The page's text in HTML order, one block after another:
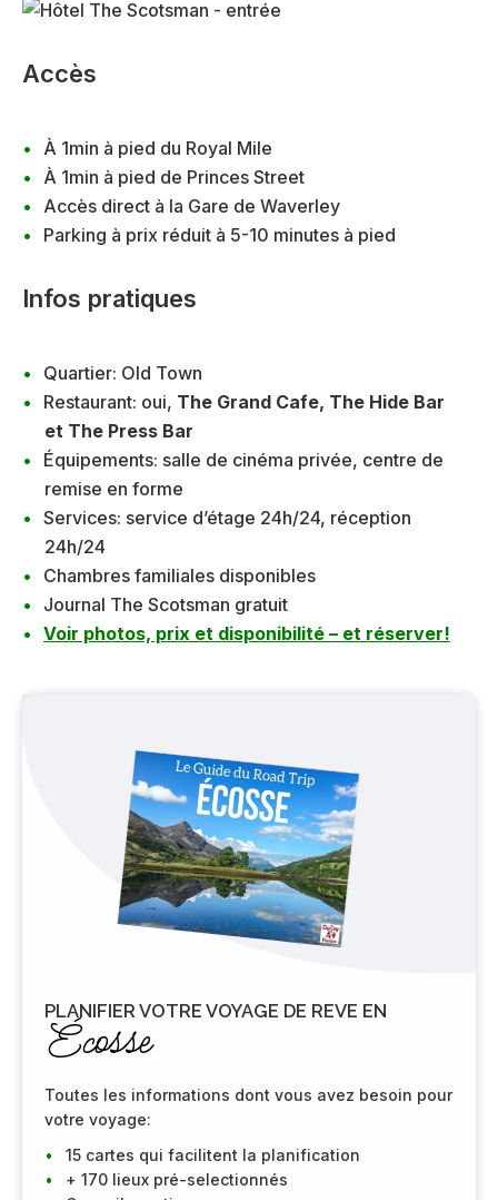
Accès
À 1min à pied du Royal Mile
À 1min à pied de Princes Street
Accès direct à la Gare de Waverley
Parking à prix réduit à 5-10 minutes à pied
Infos pratiques
Quartier: Old Town
Restaurant: oui, The Grand Cafe, The Hide Bar
et The Press Bar
Équipements: salle de cinéma privée, centre de
remise en forme
Services: service d’étage 24h/24, réception
24h/24
Chambres familiales disponibles
Journal The Scotsman gratuit
Voir photos, prix et disponibilité – et réserver!
PLANIFIER VOTRE VOYAGE DE REVE EN
Écosse
Toutes les informations dont vous avez besoin pour
votre voyage:
15 cartes qui facilitent la planification
+ 170 lieux pré-selectionnés